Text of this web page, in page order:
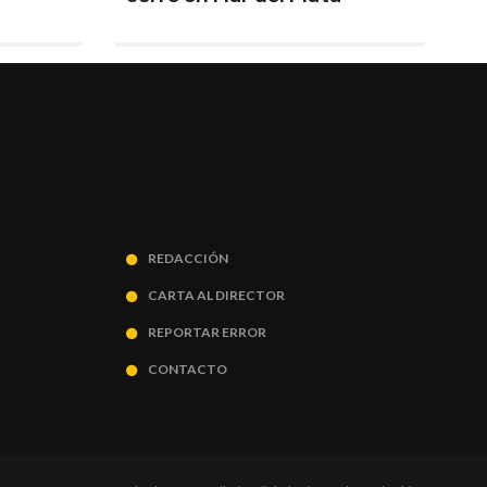
REDACCIÓN
CARTA AL DIRECTOR
REPORTAR ERROR
CONTACTO